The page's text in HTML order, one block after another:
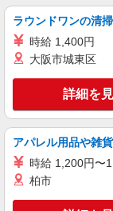
町
キー
正社員
株式会社ケーズホー
ラウンドワンの清
時給 1,400円
大阪市城東区
詳細を
アパレル用品や雑
時給 1,200円〜
柏市